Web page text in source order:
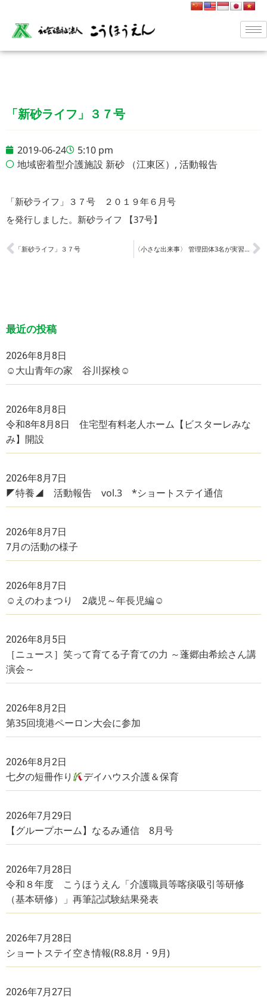
「新砂ライフ」３７号
2019-06-24
5:10 pm
地域密着型介護施設 新砂 （江東区） , 活動報告
「新砂ライフ」３７号 ２０１９年６月号
を発行しました。 新砂ライフ 【37号】
「新砂ライフ」３７号 〈小さな出来事〉 管理団体3名が実習生の宿舎を訪れる
最近の投稿
2026年8月8日
☺大山青年の家 谷川探検☺
2026年8月8日
令和8年8月8日 住宅型有料老人ホーム【ビスターレみな
み】開設
2026年8月7日
◤特養◢ 活動報告 vol.3 *ショートステイ通信
2026年8月7日
7月の活動の様子
2026年8月7日
☺えのわまつり 2歳児～年長児編☺
2026年8月5日
［ニュース］笑って育てる子育ての力 ～蓬郷由希絵さん講
演会～
2026年8月2日
第35回境港ペーロン大会に参加
2026年8月2日
七夕の短冊作り デイハウス介護＆保育
2026年7月29日
【グループホーム】なるみ通信 8月号
2026年7月28日
令和８年度 こうほうえん「介護職員等喀痰吸引等研修
（基本研修）」再筆記試験結果発表
2026年7月28日
ショートステイ空き情報(R8.8月・9月)
2026年7月27日